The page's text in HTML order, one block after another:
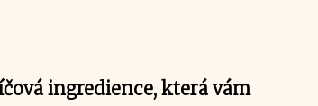
ingredience, která vám